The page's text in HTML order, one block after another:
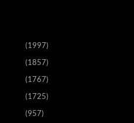
(1997)
(1857)
(1767)
(1725)
(957)